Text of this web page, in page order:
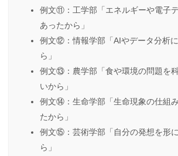
例文⑪：工学部「エネルギーや電子
あったから」
例文⑫：情報学部「AIやデータ分析
ら」
例文⑬：農学部「食や環境の問題を
いから」
例文⑭：生命学部「生命現象の仕組
たから」
例文⑮：芸術学部「自分の発想を形
ら」